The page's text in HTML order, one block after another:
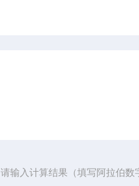
请输入计算结果（填写阿拉伯数